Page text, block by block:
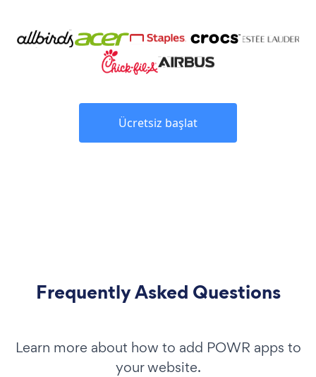
Ücretsiz başlat
Frequently Asked Questions
Learn more about how to add POWR apps to
your website.